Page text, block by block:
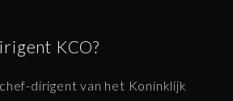
KCO?
dirigent van het Koninklijk